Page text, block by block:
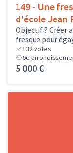
149 - Une
d'école Jean
Objectif ? Créer
fresque pour
132votes
6e
5 000 €